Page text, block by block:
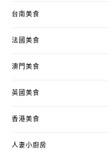
台南美食
法國美食
澳門美食
英國美食
香港美食
人妻小廚房